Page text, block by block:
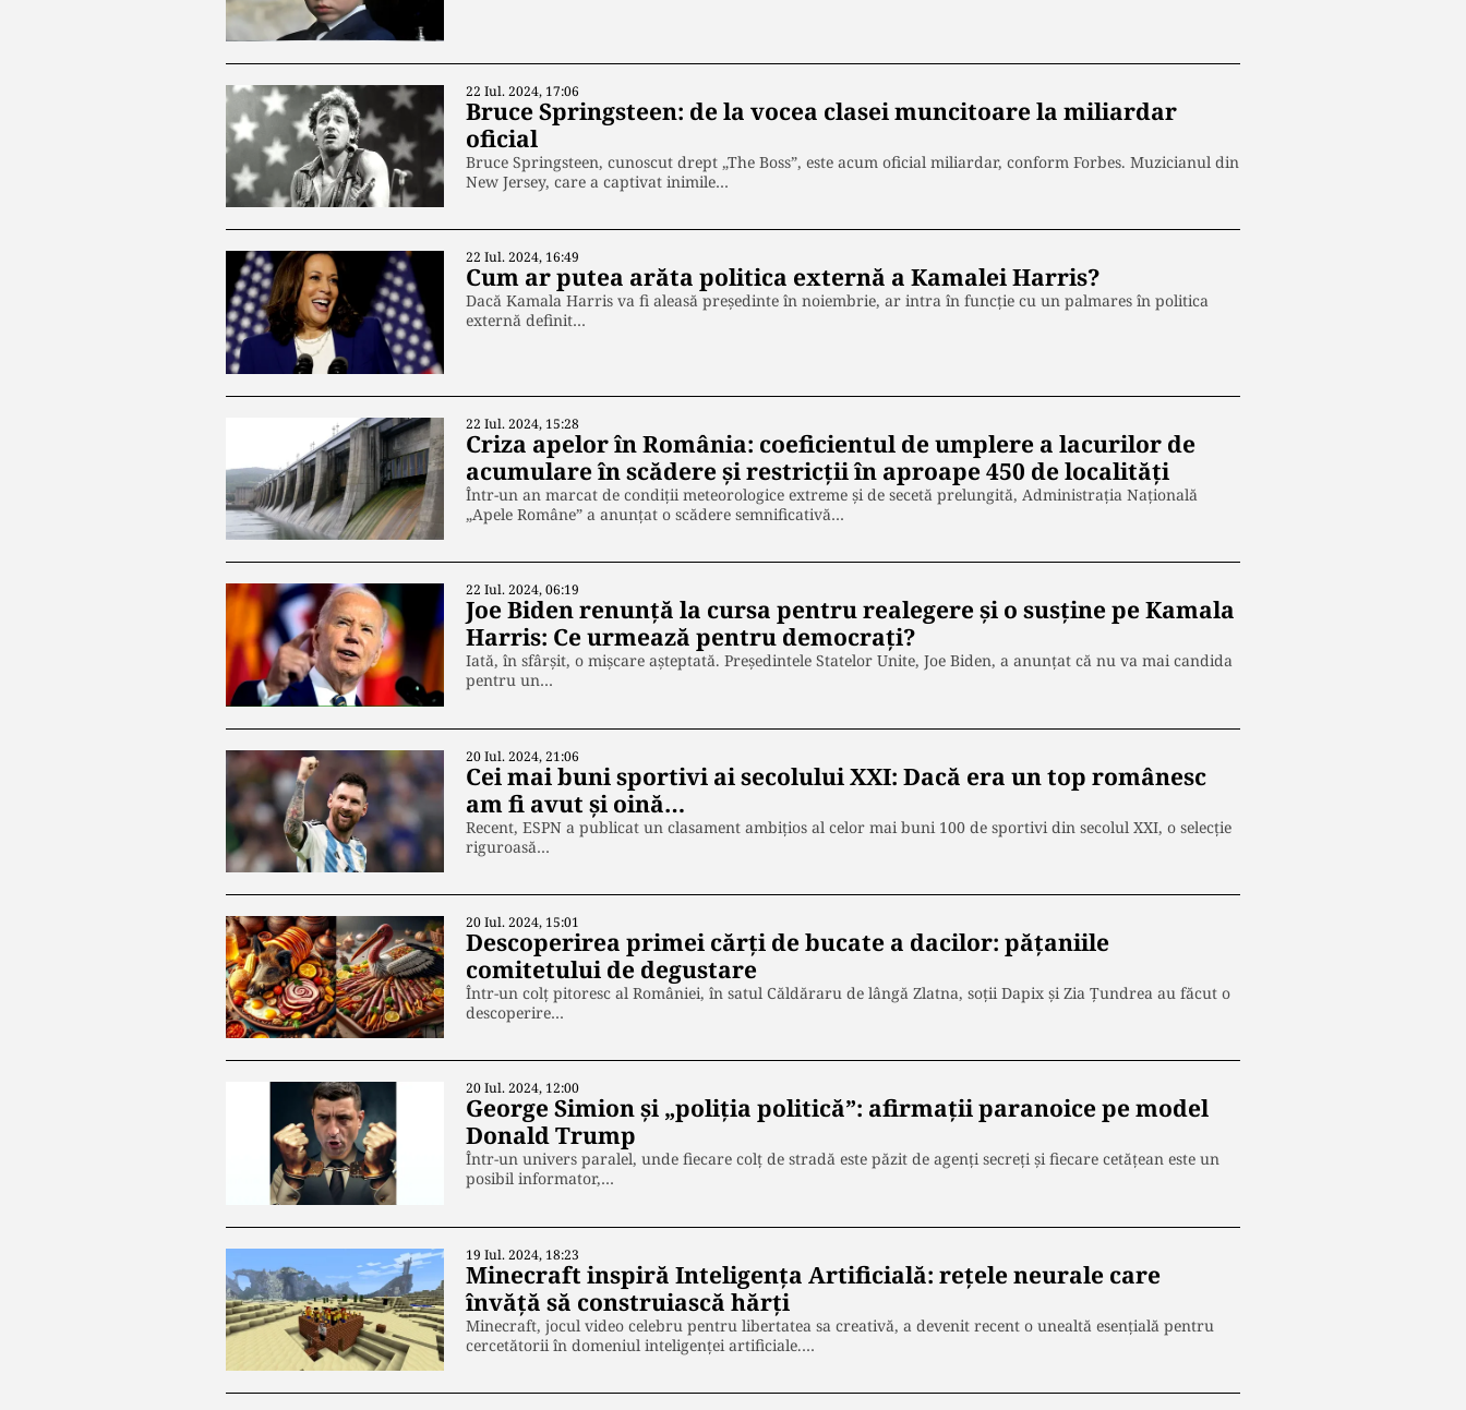
22 Iul. 2024, 17:06
Bruce Springsteen: de la vocea clasei muncitoare la miliardar
oficial
Bruce Springsteen, cunoscut drept „The Boss”, este acum oficial miliardar, conform Forbes. Muzicianul din
New Jersey, care a captivat inimile…
22 Iul. 2024, 16:49
Cum ar putea arăta politica externă a Kamalei Harris?
Dacă Kamala Harris va fi aleasă președinte în noiembrie, ar intra în funcție cu un palmares în politica
externă definit…
22 Iul. 2024, 15:28
Criza apelor în România: coeficientul de umplere a lacurilor de
acumulare în scădere și restricții în aproape 450 de localități
Într-un an marcat de condiții meteorologice extreme și de secetă prelungită, Administrația Națională
„Apele Române” a anunțat o scădere semnificativă…
22 Iul. 2024, 06:19
Joe Biden renunță la cursa pentru realegere și o susține pe Kamala
Harris: Ce urmează pentru democrați?
Iată, în sfârșit, o mișcare așteptată. Președintele Statelor Unite, Joe Biden, a anunțat că nu va mai candida
pentru un…
20 Iul. 2024, 21:06
Cei mai buni sportivi ai secolului XXI: Dacă era un top românesc
am fi avut și oină…
Recent, ESPN a publicat un clasament ambițios al celor mai buni 100 de sportivi din secolul XXI, o selecție
riguroasă…
20 Iul. 2024, 15:01
Descoperirea primei cărți de bucate a dacilor: pățaniile
comitetului de degustare
Într-un colț pitoresc al României, în satul Căldăraru de lângă Zlatna, soții Dapix și Zia Țundrea au făcut o
descoperire…
20 Iul. 2024, 12:00
George Simion și „poliția politică”: afirmații paranoice pe model
Donald Trump
Într-un univers paralel, unde fiecare colț de stradă este păzit de agenți secreți și fiecare cetățean este un
posibil informator,…
19 Iul. 2024, 18:23
Minecraft inspiră Inteligența Artificială: rețele neurale care
învăță să construiască hărți
Minecraft, jocul video celebru pentru libertatea sa creativă, a devenit recent o unealtă esențială pentru
cercetătorii în domeniul inteligenței artificiale.…